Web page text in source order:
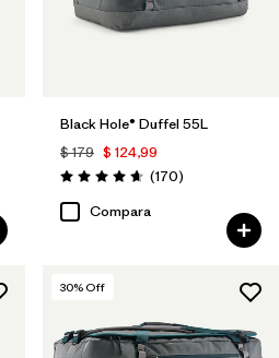
Black Hole® Duffel 55L
$ 179 $ 124,99
Valoración: 4.6 / 5
(170Comentarios
)
Compara
30% Off